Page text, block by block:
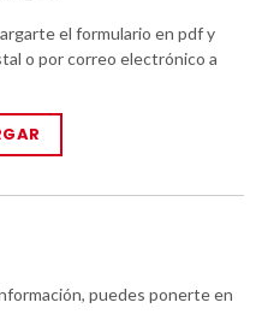
el formulario en pdf y
o por correo electrónico a
puedes ponerte en